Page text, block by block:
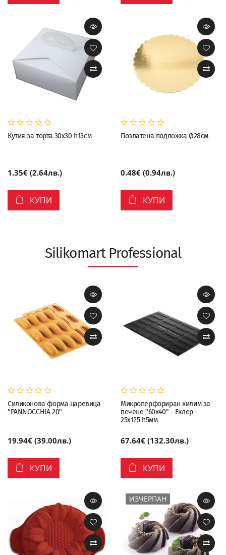
Кутия за торта 30х30 h13см
1.35€ (2.64лв.)
КУПИ
Позлатена подложка Ø28см
0.48€ (0.94лв.)
КУПИ
Silikomart Professional
Силиконова форма царевица
"PANNOCCHIA 20"
19.94€ (39.00лв.)
КУПИ
Микроперфориран килим за
печене "60х40" - Еклер -
25х125 h5мм
67.64€ (132.30лв.)
КУПИ
ИЗЧЕРПАН